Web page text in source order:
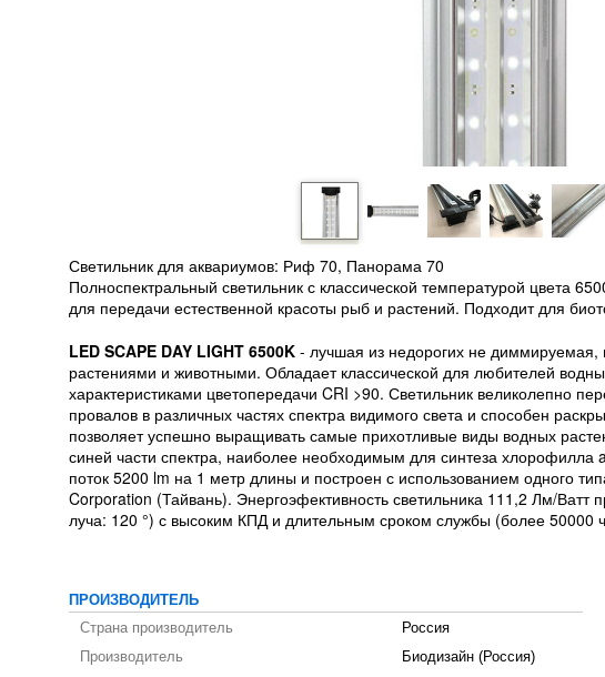
Светильник для аквариумов: Риф 70, Панорама 70
Полноспектральный светильник с классической температурой цвета
для передачи естественной красоты рыб и растений. Подходит для
LED SCAPE DAY LIGHT 6500K - лучшая из недорогих не
растениями и животными. Обладает классической для любителей
характеристиками цветопередачи CRI >90. Светильник великолепно
провалов в различных частях спектра видимого света и способен
позволяет успешно выращивать самые прихотливые виды водных
синей части спектра, наиболее необходимым для синтеза хлорофилла
поток 5200 lm на 1 метр длины и построен с использованием одного
Corporation (Тайвань). Энергоэфективность светильника 111,2 Лм/Ватт
луча: 120 °) с высоким КПД и длительным сроком службы (более 50000
ПРОИЗВОДИТЕЛЬ
Страна производитель
Россия
Производитель
Биодизайн (Россия)